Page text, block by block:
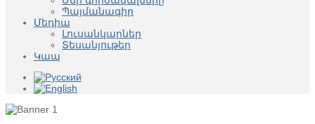
Պայմանագիր
Մեդիա
Լուսանկարներ
Տեսանյութեր
Կապ